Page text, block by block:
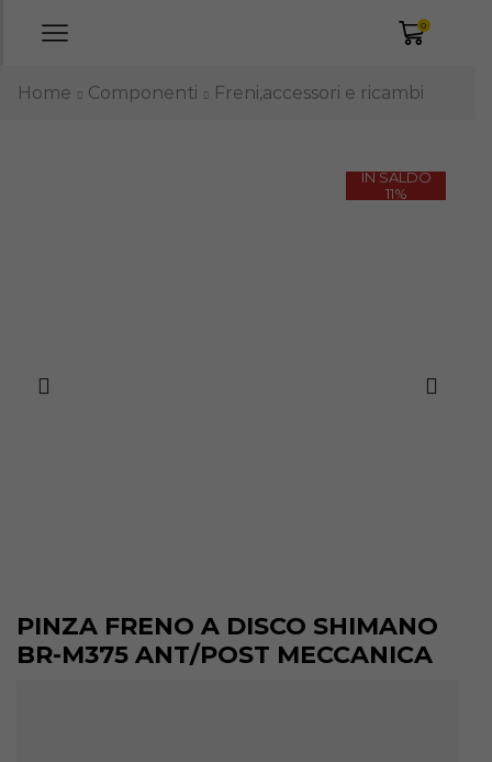
0
Home Componenti Freni,accessori e ricambi
IN SALDO
11%
PINZA FRENO A DISCO SHIMANO
BR-M375 ANT/POST MECCANICA